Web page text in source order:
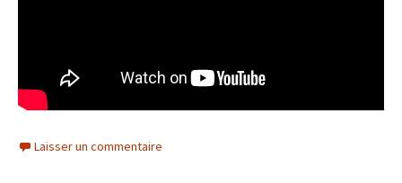
Laisser un commentaire